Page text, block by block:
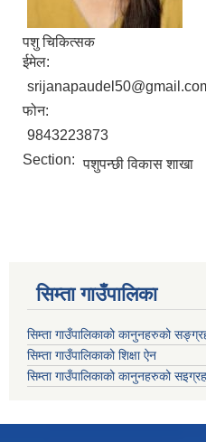
पशु चिकित्सक
ईमेल:
फोन:
9843223873
Section: पशुपन्छी विकास शाखा
सिम्ता गाउँपालिका
सिम्ता गाउँपालिकाको कानुनहरुको
सिम्ता गाउँपालिकाको शिक्षा ऐन
सिम्ता गाउँपालिकाको कानुनहरुको